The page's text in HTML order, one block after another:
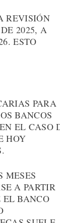
REVISIÓN
2025, A
ESTO
PARA
BANCOS
EL CASO
HOY
MESES
A PARTIR
EL BANCO